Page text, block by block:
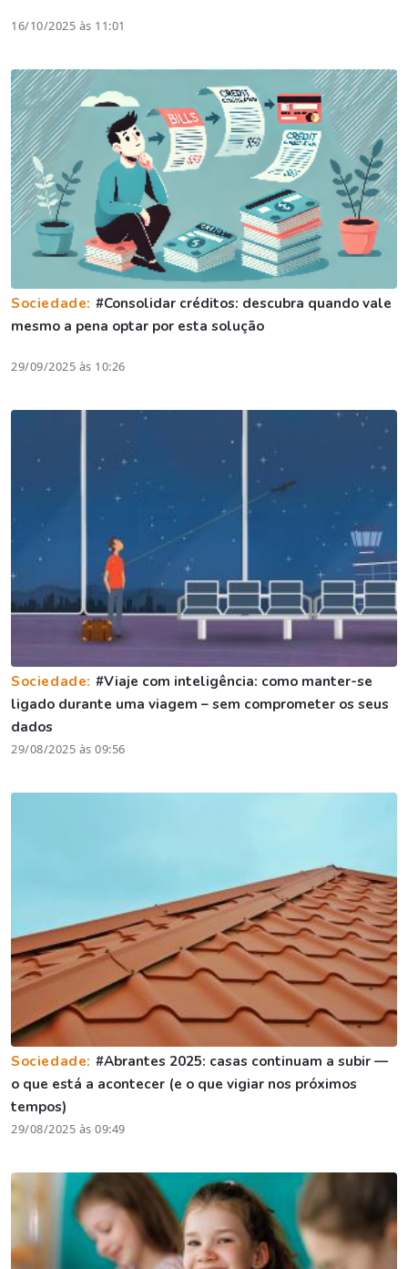
16/10/2025 às 11:01
Sociedade: #Consolidar créditos: descubra quando vale
mesmo a pena optar por esta solução
29/09/2025 às 10:26
Sociedade: #Viaje com inteligência: como manter-se
ligado durante uma viagem – sem comprometer os seus
dados
29/08/2025 às 09:56
Sociedade: #Abrantes 2025: casas continuam a subir —
o que está a acontecer (e o que vigiar nos próximos
tempos)
29/08/2025 às 09:49